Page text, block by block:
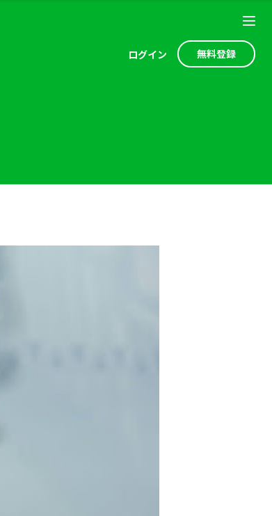
ログイン 無料登録